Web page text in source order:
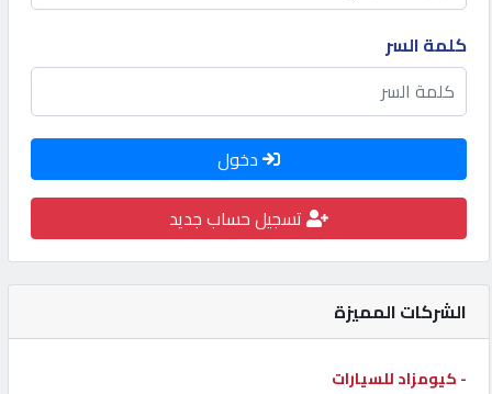
كيو
مزاد
كيو
كيو
كارز
كيو
ماركت
كلمة السر
دخول
تسجيل حساب جديد
الشركات المميزة
- كيومزاد للسيارات